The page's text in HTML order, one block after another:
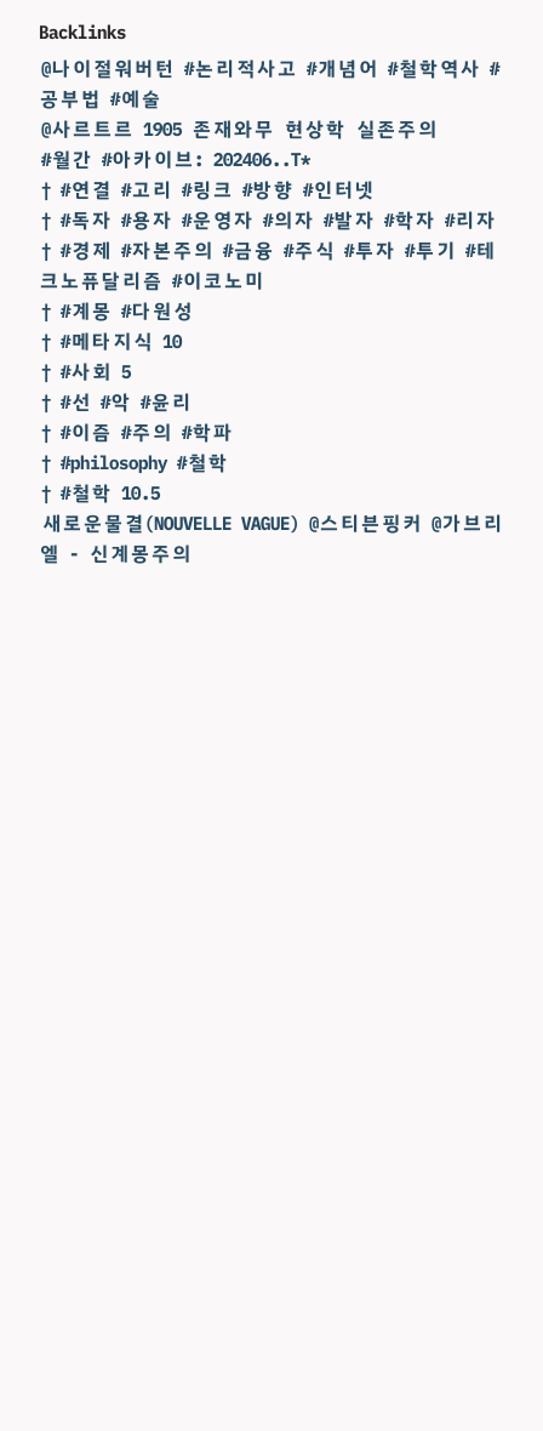
Backlinks
@나이절워버턴 #논리적사고 #개념어 #철학역사 #
공부법 #예술
@사르트르 1905 존재와무 현상학 실존주의
#월간 #아카이브: 202406..T*
† #연결 #고리 #링크 #방향 #인터넷
† #독자 #용자 #운영자 #의자 #발자 #학자 #리자
† #경제 #자본주의 #금융 #주식 #투자 #투기 #테
크노퓨달리즘 #이코노미
† #계몽 #다원성
† #메타지식 10
† #사회 5
† #선 #악 #윤리
† #이즘 #주의 #학파
† #philosophy #철학
† #철학 10.5
새로운물결(NOUVELLE VAGUE) @스티븐핑커 @가브리
엘 - 신계몽주의